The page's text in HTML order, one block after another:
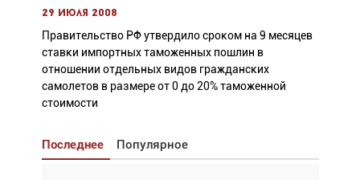
29 июля 2008
Правительство РФ утвердило сроком на 9 месяцев
ставки импортных таможенных пошлин в
отношении отдельных видов гражданских
самолетов в размере от 0 до 20% таможенной
стоимости
Последнее Популярное